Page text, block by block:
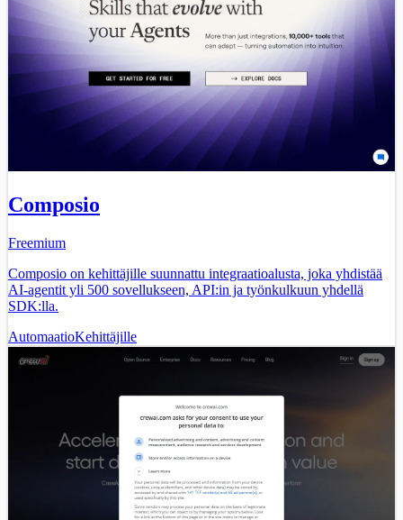
Composio
Freemium
Composio on kehittäjille suunnattu integraatioalusta, joka yhdistää
AI-agentit yli 500 sovellukseen, API:in ja työnkulkuun yhdellä
SDK:lla.
AutomaatioKehittäjille